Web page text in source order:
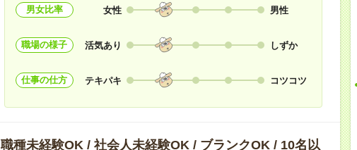
男女比率 女性 男性
職場の様子 活気あり しずか
仕事の仕方 テキパキ コツコツ
職種未経験OK / 社会人未経験OK / ブランクOK / 10名以